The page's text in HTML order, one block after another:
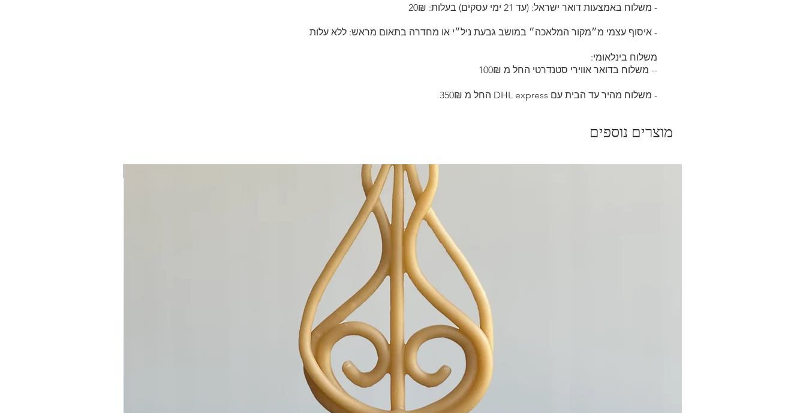
- משלוח באמצעות דואר ישראל: (עד 21 ימי עסקים) בעלות: 20₪
- איסוף עצמי מ״מקור המלאכה״ במושב גבעת ניל״י או מחדרה בתאום מראש: ללא עלות
משלוח בינלאומי:
-- משלוח בדואר אווירי סטנדרטי החל מ 100₪
- משלוח מהיר עד הבית עם DHL express החל מ 350₪
מוצרים נוספים